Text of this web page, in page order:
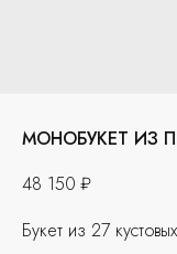
МОНОБУКЕТ ИЗ
48 150 ₽
Букет из 27